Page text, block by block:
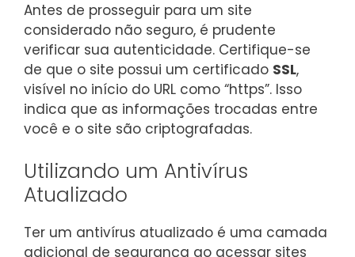
Antes de prosseguir para um site
considerado não seguro, é prudente
verificar sua autenticidade. Certifique-se
de que o site possui um certificado SSL,
visível no início do URL como “https”. Isso
indica que as informações trocadas entre
você e o site são criptografadas.
Utilizando um Antivírus
Atualizado
Ter um antivírus atualizado é uma camada
adicional de segurança ao acessar sites